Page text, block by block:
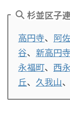
杉並区子
高円寺、 阿
谷、 新高円寺
永福町、 西
丘、 久我山、